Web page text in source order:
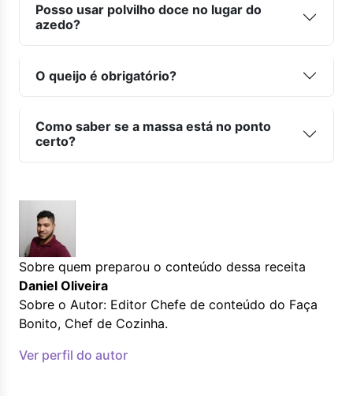
Posso usar polvilho doce no lugar do
azedo?
O queijo é obrigatório?
Como saber se a massa está no ponto
certo?
Sobre quem preparou o conteúdo dessa receita
Daniel Oliveira
Sobre o Autor: Editor Chefe de conteúdo do Faça
Bonito, Chef de Cozinha.
Ver perfil do autor